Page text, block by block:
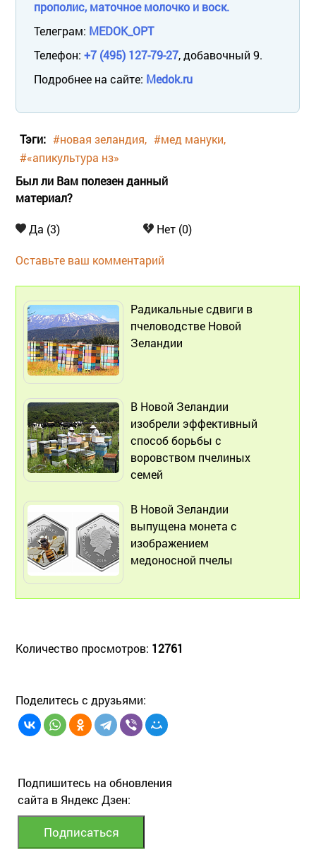
прополис, маточное молочко и воск.
Телеграм: MEDOK_OPT
Телефон: +7 (495) 127-79-27, добавочный 9.
Подробнее на сайте: Medok.ru
Тэги: #новая зеландия
#мед мануки
#«апикультура нз»
Был ли Вам полезен данный
материал?
Да (3) Нет (0)
Оставьте ваш комментарий
Радикальные сдвиги в
пчеловодстве Новой
Зеландии
В Новой Зеландии
изобрели эффективный
способ борьбы с
воровством пчелиных
семей
В Новой Зеландии
выпущена монета с
изображением
медоносной пчелы
Количество просмотров: 12761
Поделитесь с друзьями:
Подпишитесь на обновления
сайта в Яндекс Дзен: